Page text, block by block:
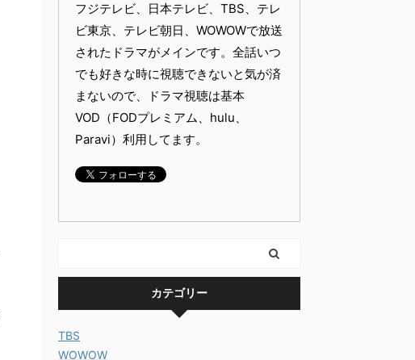
フジテレビ、日本テレビ、TBS、テレ
ビ東京、テレビ朝日、WOWOWで放送
されたドラマがメインです。全話いつ
でも好きな時に視聴できないと気が済
まないので、ドラマ視聴は基本
VOD（FODプレミアム、hulu、
Paravi）利用してます。
カテゴリー
TBS
WOWOW